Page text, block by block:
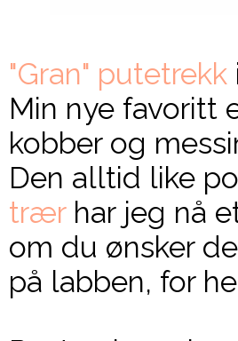
"Gran" putetrekk
Min nye favoritt
kobber og
Den alltid like
trærhar jeg nå
om du ønsker
på labben, for